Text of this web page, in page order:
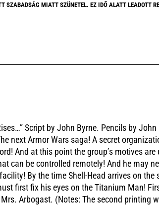
SZABADSÁG MIATT SZÜNETEL. EZ IDŐ ALATT LEADOTT
Script by John Byrne. Pencils by
next Armor Wars saga! A secret
And at this point the group’s motives
can be controlled remotely! And he may
By the time Shell-Head arrives on
first fix his eyes on the Titanium Man!
Arbogast. (Notes: The second printing